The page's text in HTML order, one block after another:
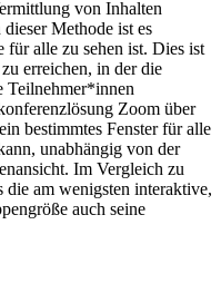
von Inhalten
Methode ist es
alle zu sehen ist. Dies ist
erreichen, in der die
Teilnehmer*innen
Zoom über
bestimmtes Fenster für alle
unabhängig von der
Im Vergleich zu
die am wenigsten interaktive,
auch seine